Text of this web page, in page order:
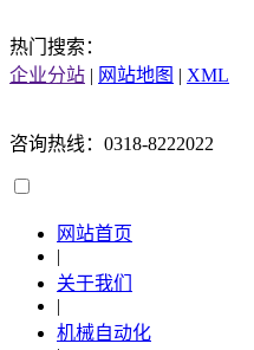
热门搜索：
企业分站 | 网站地图 | XML
咨询热线：0318-8222022
网站首页
|
关于我们
|
机械自动化